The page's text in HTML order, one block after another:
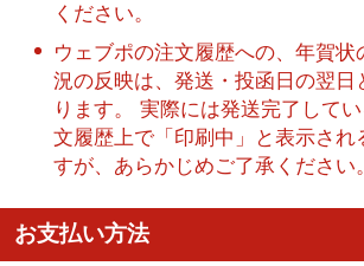
ください。
ウェブポの注文履歴への、年賀状
況の反映は、発送・投函日の翌日
ります。 実際には発送完了して
文履歴上で「印刷中」と表示され
すが、あらかじめご了承ください。
お支払い方法